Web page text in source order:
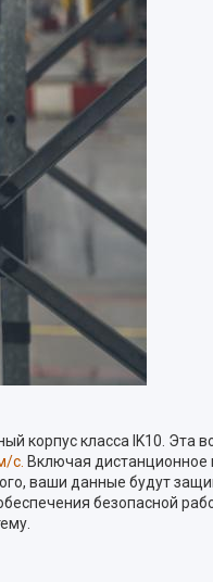
корпус класса IK10.
с. Включая дистанционное
ваши данные будут
безопасной